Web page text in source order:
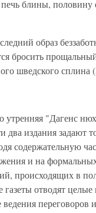
блины, половину
образ
бросить
шведского
"Дагенс
издания задают
содержательную
и на
происходящих в
газеты отводят